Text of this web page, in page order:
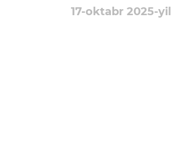
17-oktabr 2025-yil